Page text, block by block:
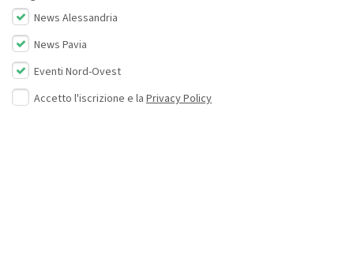
News Alessandria
News Pavia
Eventi Nord-Ovest
Accetto l'iscrizione e la Privacy Policy